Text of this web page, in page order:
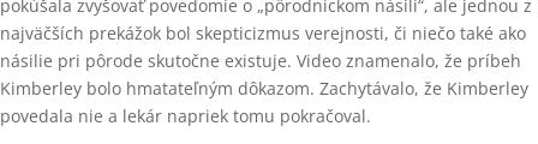
pokúšala zvyšovať povedomie o „pôrodníckom násilí“, ale jednou z
najväčších prekážok bol skepticizmus verejnosti, či niečo také ako
násilie pri pôrode skutočne existuje. Video znamenalo, že príbeh
Kimberley bolo hmatateľným dôkazom. Zachytávalo, že Kimberley
povedala nie a lekár napriek tomu pokračoval.